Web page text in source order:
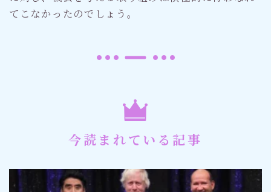
てこなかったのでしょう。
今読まれている記事